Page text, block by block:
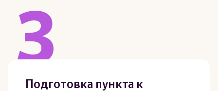
3
Подготовка пункта к